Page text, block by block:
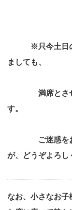
※只今土日のス
ましても、
満席とさせて
す。
ご迷惑をお掛
が、どうぞよろし
なお、小さなお子